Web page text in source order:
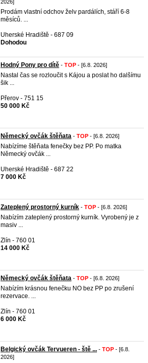
2026]
Prodám vlastní odchov želv pardálích, stáří 6-8
měsíců. ...
Uherské Hradiště - 687 09
Dohodou
Hodný Pony pro dítě - TOP - [6.8. 2026]
Nastal čas se rozloučit s Kájou a poslat ho dalšímu
šik ...
Přerov - 751 15
50 000 Kč
Německý ovčák štěňata - TOP - [6.8. 2026]
Nabízíme štěňata fenečky bez PP. Po matka
Německý ovčák ...
Uherské Hradiště - 687 22
7 000 Kč
Zateplený prostorný kurník - TOP - [6.8. 2026]
Nabízím zateplený prostorný kurník. Vyrobený je z
masiv ...
Zlín - 760 01
14 000 Kč
Německý ovčák štěňata - TOP - [6.8. 2026]
Nabízím krásnou fenečku NO bez PP po zrušení
rezervace. ...
Zlín - 760 01
6 000 Kč
Belgický ovčák Tervueren - ště ... - TOP - [6.8.
2026]